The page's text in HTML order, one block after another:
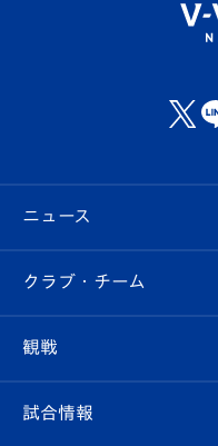
ニュース
すべて
クラブ
クラブ・チーム
観戦
観戦ルール
試合情報